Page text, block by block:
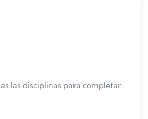
las disciplinas para completar